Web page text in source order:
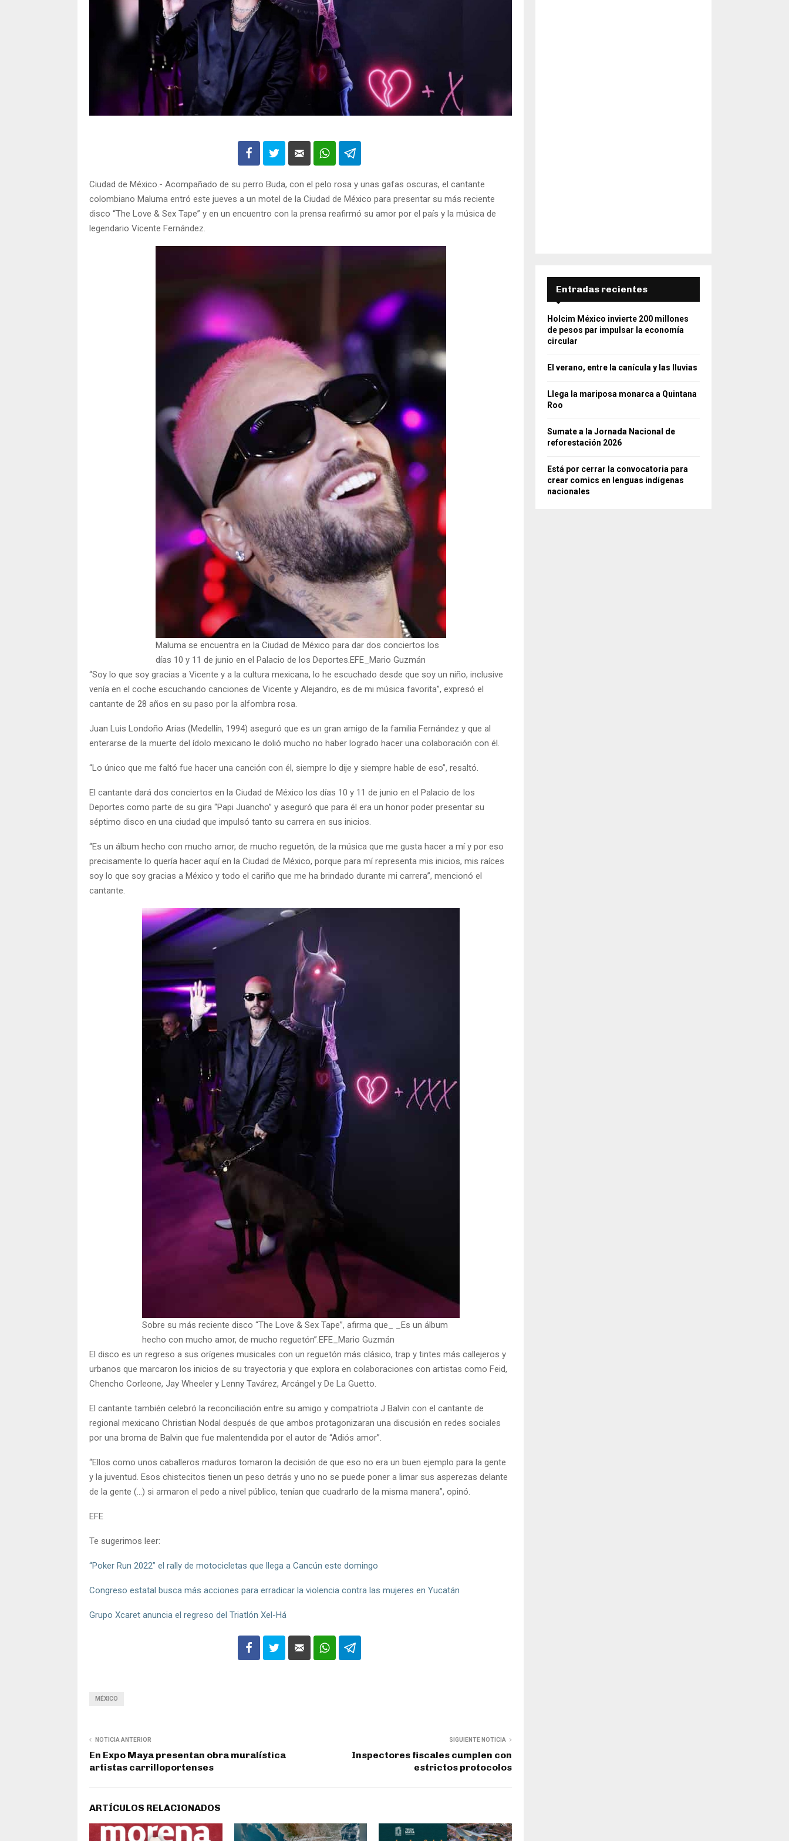
Ciudad de México.- Acompañado de su perro Buda, con el pelo rosa y unas gafas oscuras, el cantante
colombiano Maluma entró este jueves a un motel de la Ciudad de México para presentar su más reciente
disco “The Love & Sex Tape” y en un encuentro con la prensa reafirmó su amor por el país y la música de
legendario Vicente Fernández.
Maluma se encuentra en la Ciudad de México para dar dos conciertos los
días 10 y 11 de junio en el Palacio de los Deportes.EFE_Mario Guzmán
“Soy lo que soy gracias a Vicente y a la cultura mexicana, lo he escuchado desde que soy un niño, inclusive
venía en el coche escuchando canciones de Vicente y Alejandro, es de mi música favorita”, expresó el
cantante de 28 años en su paso por la alfombra rosa.
Juan Luis Londoño Arias (Medellín, 1994) aseguró que es un gran amigo de la familia Fernández y que al
enterarse de la muerte del ídolo mexicano le dolió mucho no haber logrado hacer una colaboración con él.
“Lo único que me faltó fue hacer una canción con él, siempre lo dije y siempre hable de eso”, resaltó.
El cantante dará dos conciertos en la Ciudad de México los días 10 y 11 de junio en el Palacio de los
Deportes como parte de su gira “Papi Juancho” y aseguró que para él era un honor poder presentar su
séptimo disco en una ciudad que impulsó tanto su carrera en sus inicios.
“Es un álbum hecho con mucho amor, de mucho reguetón, de la música que me gusta hacer a mí y por eso
precisamente lo quería hacer aquí en la Ciudad de México, porque para mí representa mis inicios, mis raíces
soy lo que soy gracias a México y todo el cariño que me ha brindado durante mi carrera”, mencionó el
cantante.
Sobre su más reciente disco “The Love & Sex Tape”, afirma que_ _Es un álbum
hecho con mucho amor, de mucho reguetón”.EFE_Mario Guzmán
El disco es un regreso a sus orígenes musicales con un reguetón más clásico, trap y tintes más callejeros y
urbanos que marcaron los inicios de su trayectoria y que explora en colaboraciones con artistas como Feid,
Chencho Corleone, Jay Wheeler y Lenny Tavárez, Arcángel y De La Guetto.
El cantante también celebró la reconciliación entre su amigo y compatriota J Balvin con el cantante de
regional mexicano Christian Nodal después de que ambos protagonizaran una discusión en redes sociales
por una broma de Balvin que fue malentendida por el autor de “Adiós amor”.
“Ellos como unos caballeros maduros tomaron la decisión de que eso no era un buen ejemplo para la gente
y la juventud. Esos chistecitos tienen un peso detrás y uno no se puede poner a limar sus asperezas delante
de la gente (…) si armaron el pedo a nivel público, tenían que cuadrarlo de la misma manera”, opinó.
EFE
Te sugerimos leer:
“Poker Run 2022” el rally de motocicletas que llega a Cancún este domingo
Congreso estatal busca más acciones para erradicar la violencia contra las mujeres en Yucatán
Grupo Xcaret anuncia el regreso del Triatlón Xel-Há
MÉXICO
NOTICIA ANTERIOR
En Expo Maya presentan obra muralística
artistas carrilloportenses
SIGUIENTE NOTICIA
Inspectores fiscales cumplen con
estrictos protocolos
ARTÍCULOS RELACIONADOS
Entradas recientes
Holcim México invierte 200 millones
de pesos par impulsar la economía
circular
El verano, entre la canícula y las lluvias
Llega la mariposa monarca a Quintana
Roo
Sumate a la Jornada Nacional de
reforestación 2026
Está por cerrar la convocatoria para
crear comics en lenguas indígenas
nacionales